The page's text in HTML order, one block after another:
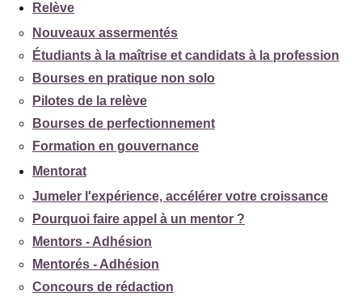
Relève
Nouveaux assermentés
Étudiants à la maîtrise et candidats à la profession
Bourses en pratique non solo
Pilotes de la relève
Bourses de perfectionnement
Formation en gouvernance
Mentorat
Jumeler l'expérience, accélérer votre croissance
Pourquoi faire appel à un mentor ?
Mentors - Adhésion
Mentorés - Adhésion
Concours de rédaction